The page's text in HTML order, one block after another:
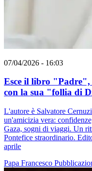
07/04/2026 - 16:03
Esce il libro "Padre",
con la sua "follia di
L'autore è Salvatore
un'amicizia vera:
Gaza, sogni di viaggi. Un
Pontefice straordinario.
aprile
Papa Francesco